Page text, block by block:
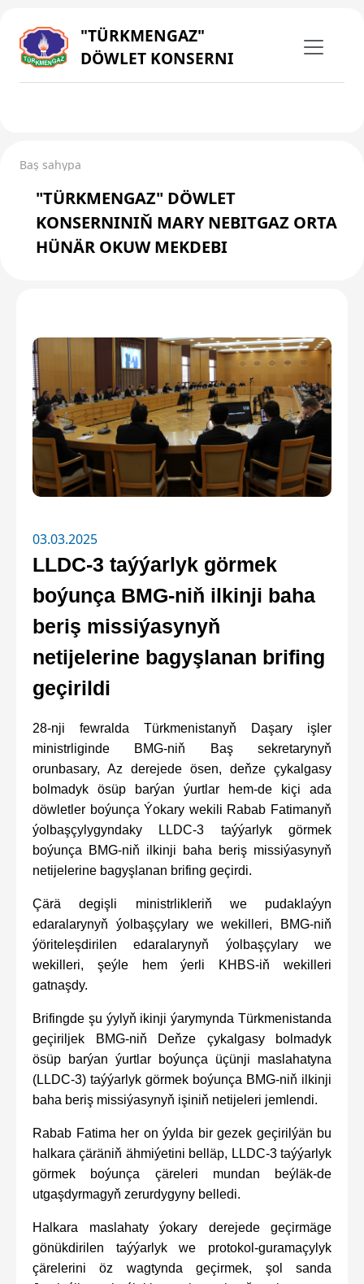
"TÜRKMENGAZ"
DÖWLET KONSERNI
Baş sahypa
"TÜRKMENGAZ" DÖWLET
KONSERNINIŇ MARY NEBITGAZ ORTA
HÜNÄR OKUW MEKDEBI
03.03.2025
LLDC-3 taýýarlyk görmek
boýunça BMG-niň ilkinji baha
beriş missiýasynyň
netijelerine bagyşlanan brifing
geçirildi
28-nji fewralda Türkmenistanyň Daşary işler
ministrliginde BMG-niň Baş sekretarynyň
orunbasary, Az derejede ösen, deňze çykalgasy
bolmadyk ösüp barýan ýurtlar hem-de kiçi ada
döwletler boýunça Ýokary wekili Rabab Fatimanyň
ýolbaşçylygyndaky LLDC-3 taýýarlyk görmek
boýunça BMG-niň ilkinji baha beriş missiýasynyň
netijelerine bagyşlanan brifing geçirdi.
Çärä degişli ministrlikleriň we pudaklaýyn
edaralarynyň ýolbaşçylary we wekilleri, BMG-niň
ýöriteleşdirilen edaralarynyň ýolbaşçylary we
wekilleri, şeýle hem ýerli KHBS-iň wekilleri
gatnaşdy.
Brifingde şu ýylyň ikinji ýarymynda Türkmenistanda
geçiriljek BMG-niň Deňze çykalgasy bolmadyk
ösüp barýan ýurtlar boýunça üçünji maslahatyna
(LLDC-3) taýýarlyk görmek boýunça BMG-niň ilkinji
baha beriş missiýasynyň işiniň netijeleri jemlendi.
Rabab Fatima her on ýylda bir gezek geçirilýän bu
halkara çäräniň ähmiýetini belläp, LLDC-3 taýýarlyk
görmek boýunça çäreleri mundan beýläk-de
utgaşdyrmagyň zerurdygyny belledi.
Halkara maslahaty ýokary derejede geçirmäge
gönükdirilen taýýarlyk we protokol-guramaçylyk
çärelerini öz wagtynda geçirmek, şol sanda